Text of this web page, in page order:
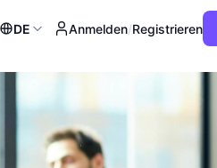
DE Anmelden/Registrieren